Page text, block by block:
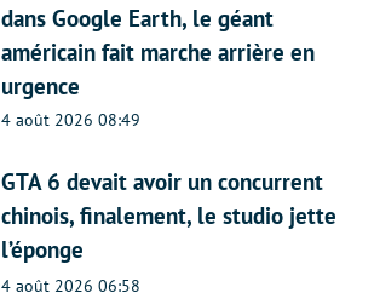
dans Google Earth, le géant
américain fait marche arrière en
urgence
4 août 2026 08:49
GTA 6 devait avoir un concurrent
chinois, finalement, le studio jette
l’éponge
4 août 2026 06:58